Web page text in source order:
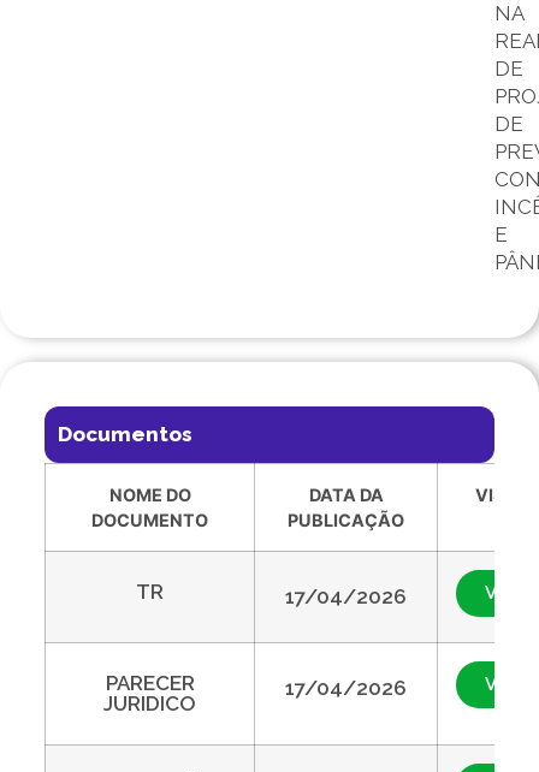
NA
DE
DE
E
Documentos
NOME DO
DOCUMENTO
DATA DA
PUBLICAÇÃO
TR 17/04/2026
PARECER
JURIDICO
17/04/2026